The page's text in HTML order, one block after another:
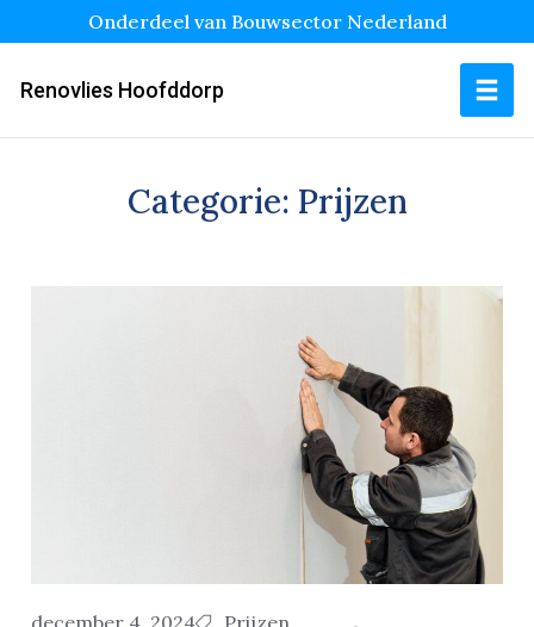
Onderdeel van Bouwsector Nederland
Renovlies Hoofddorp
Categorie: Prijzen
december 4, 2024 Prijzen